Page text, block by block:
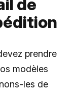
de
prendre
modèles
les de